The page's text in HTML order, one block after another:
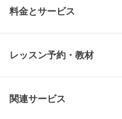
料金とサービス
レッスン予約・教材
関連サービス